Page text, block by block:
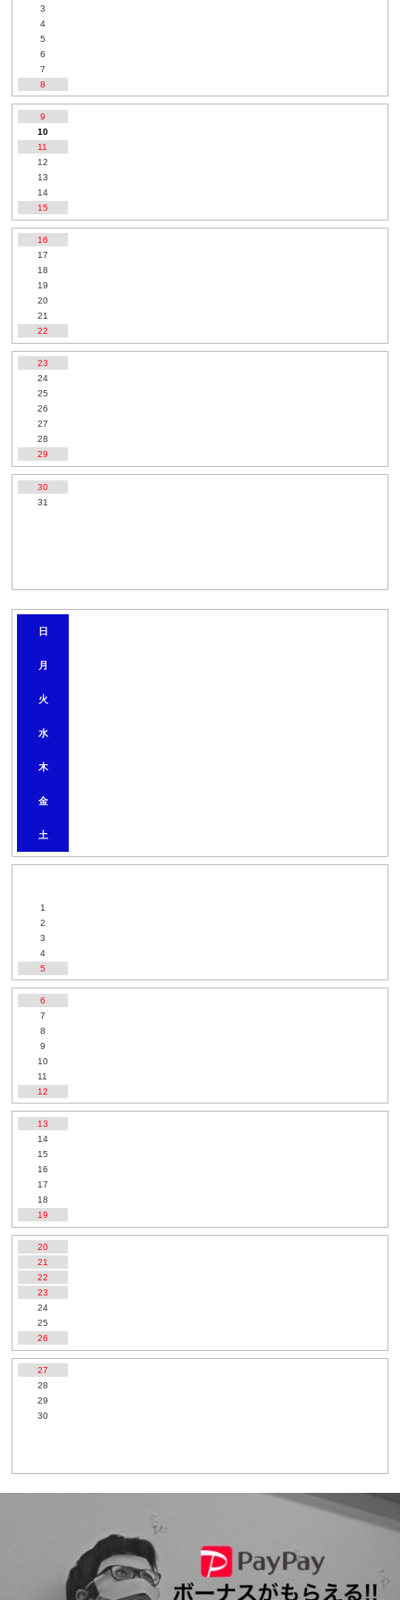
3
4
5
6
7
8
9
10
11
12
13
14
15
16
17
18
19
20
21
22
23
24
25
26
27
28
29
30
31
日
月
火
水
木
金
土
1
2
3
4
5
6
7
8
9
10
11
12
13
14
15
16
17
18
19
20
21
22
23
24
25
26
27
28
29
30